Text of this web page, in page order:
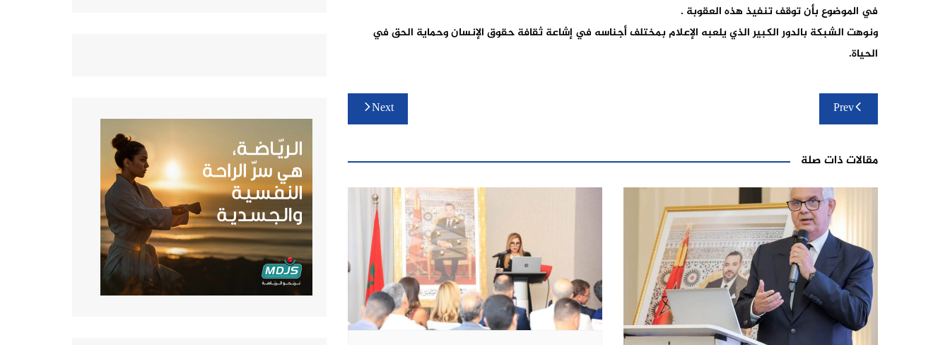
في الموضوع بأن توقف تنفيذ هذه العقوبة .
ونوهت الشبكة بالدور الكبير الذي يلعبه الإعلام بمختلف أجناسه في إشاعة ثقافة حقوق الإنسان وحماية الحق في
الحياة.
تصفّح
المقالات
Prev
Next
مقالات ذات صلة